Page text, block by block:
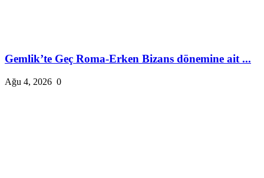
Gemlik’te Geç Roma-Erken Bizans dönemine ait ...
Ağu 4, 2026 0